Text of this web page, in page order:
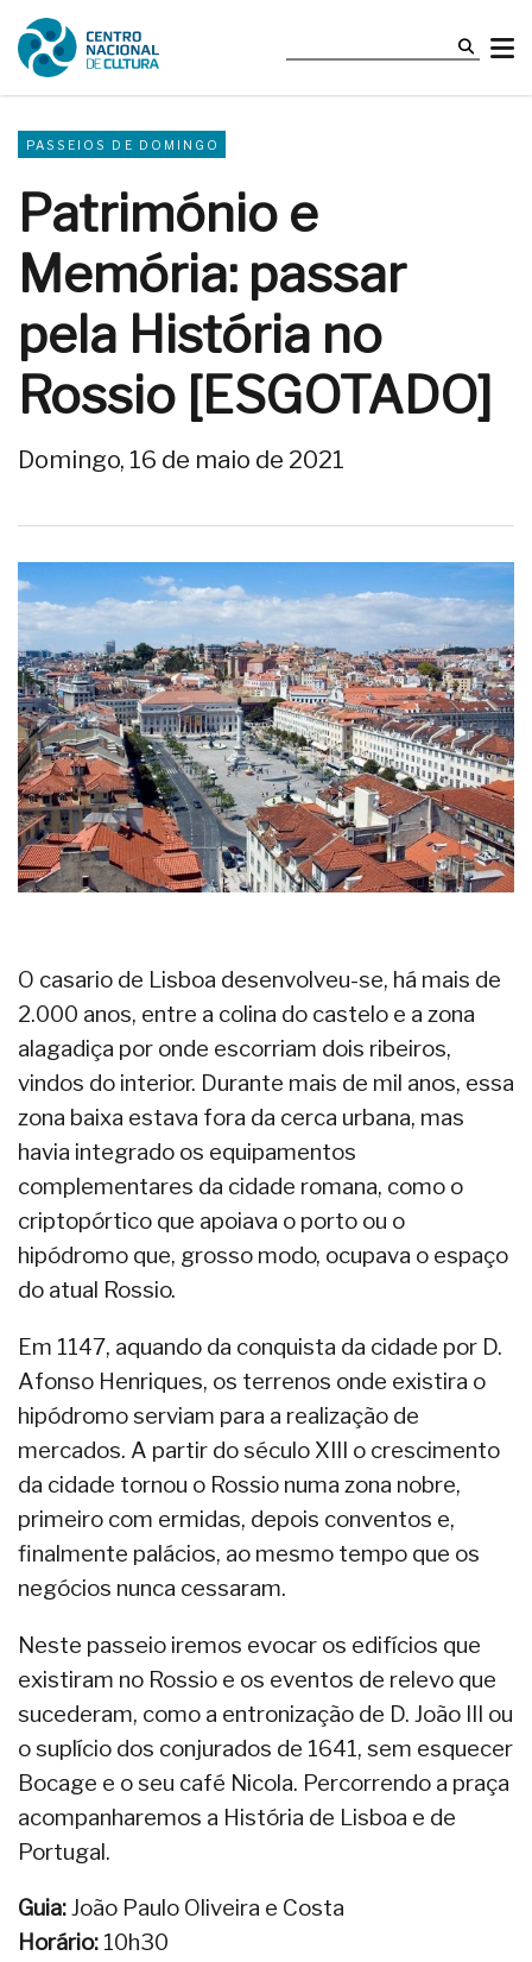
PASSEIOS DE DOMINGO
Património e
Memória: passar
pela História no
Rossio [ESGOTADO]
Domingo, 16 de maio de 2021
O casario de Lisboa desenvolveu-se, há mais de
2.000 anos, entre a colina do castelo e a zona
alagadiça por onde escorriam dois ribeiros,
vindos do interior. Durante mais de mil anos, essa
zona baixa estava fora da cerca urbana, mas
havia integrado os equipamentos
complementares da cidade romana, como o
criptopórtico que apoiava o porto ou o
hipódromo que, grosso modo, ocupava o espaço
do atual Rossio.
Em 1147, aquando da conquista da cidade por D.
Afonso Henriques, os terrenos onde existira o
hipódromo serviam para a realização de
mercados. A partir do século XIII o crescimento
da cidade tornou o Rossio numa zona nobre,
primeiro com ermidas, depois conventos e,
finalmente palácios, ao mesmo tempo que os
negócios nunca cessaram.
Neste passeio iremos evocar os edifícios que
existiram no Rossio e os eventos de relevo que
sucederam, como a entronização de D. João III ou
o suplício dos conjurados de 1641, sem esquecer
Bocage e o seu café Nicola. Percorrendo a praça
acompanharemos a História de Lisboa e de
Portugal.
Guia:João Paulo Oliveira e Costa
Horário: 10h30